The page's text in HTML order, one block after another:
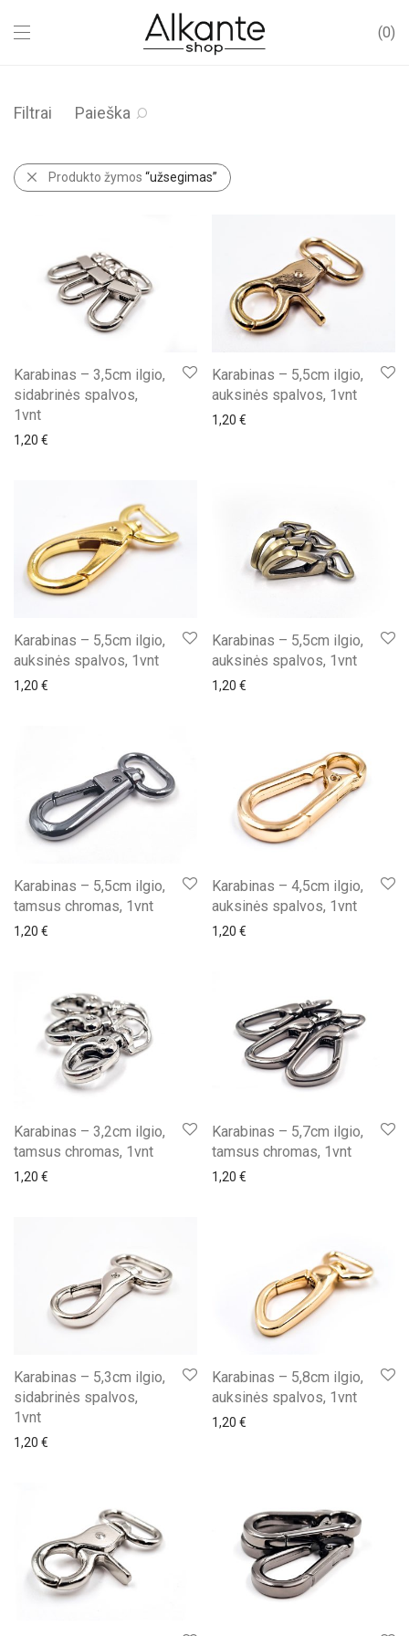
0
Filtrai Paieška
Produkto žymos “užsegimas”
Karabinas – 3,5cm ilgio,
sidabrinės spalvos,
1vnt
1,20 €
Karabinas – 5,5cm ilgio,
auksinės spalvos, 1vnt
1,20 €
Karabinas – 5,5cm ilgio,
auksinės spalvos, 1vnt
1,20 €
Karabinas – 5,5cm ilgio,
auksinės spalvos, 1vnt
1,20 €
Karabinas – 5,5cm ilgio,
tamsus chromas, 1vnt
1,20 €
Karabinas – 4,5cm ilgio,
auksinės spalvos, 1vnt
1,20 €
Karabinas – 3,2cm ilgio,
tamsus chromas, 1vnt
1,20 €
Karabinas – 5,7cm ilgio,
tamsus chromas, 1vnt
1,20 €
Karabinas – 5,3cm ilgio,
sidabrinės spalvos,
1vnt
1,20 €
Karabinas – 5,8cm ilgio,
auksinės spalvos, 1vnt
1,20 €